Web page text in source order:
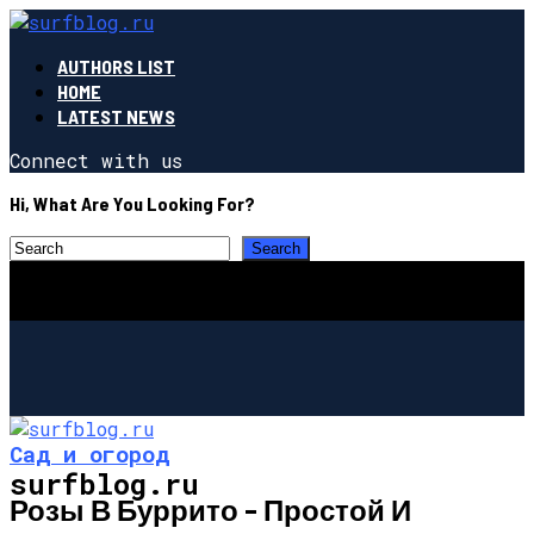
AUTHORS LIST
HOME
LATEST NEWS
Connect with us
Hi, What Are You Looking For?
surfblog.ru
Сад и огород
Розы В Буррито – Простой И